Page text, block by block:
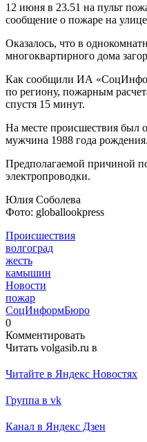
12 июня в 23.51 на пульт
сообщение о пожаре на
Оказалось, что в
многоквартирного дома
Как сообщили ИА
по региону, пожарным
спустя 15 минут.
На месте происшествия был
мужчина 1988 года рождения.
Предполагаемой причиной
электропроводки.
Юлия Соболева
Фото: globallookpress
Происшествия
волгоград
жесть
камышин
Новости
пожар
СоцИнформБюро
0
Комментировать
Читать volgasib.ru в
Читайте в Яндекс Новостях
Группа в vk
Канал в Яндекс Дзен